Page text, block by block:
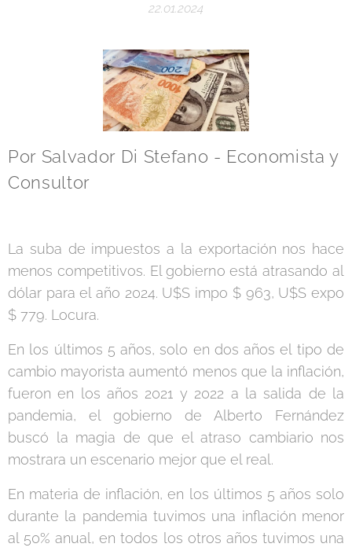
22.01.2024
Por Salvador Di Stefano - Economista y
Consultor
La suba de impuestos a la exportación nos hace
menos competitivos. El gobierno está atrasando al
dólar para el año 2024. U$S impo $ 963, U$S expo
$ 779. Locura.
En los últimos 5 años, solo en dos años el tipo de
cambio mayorista aumentó menos que la inflación,
fueron en los años 2021 y 2022 a la salida de la
pandemia, el gobierno de Alberto Fernández
buscó la magia de que el atraso cambiario nos
mostrara un escenario mejor que el real.
En materia de inflación, en los últimos 5 años solo
durante la pandemia tuvimos una inflación menor
al 50% anual, en todos los otros años tuvimos una